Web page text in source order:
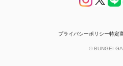
プライバシーポリシー特定
© BUNGEI